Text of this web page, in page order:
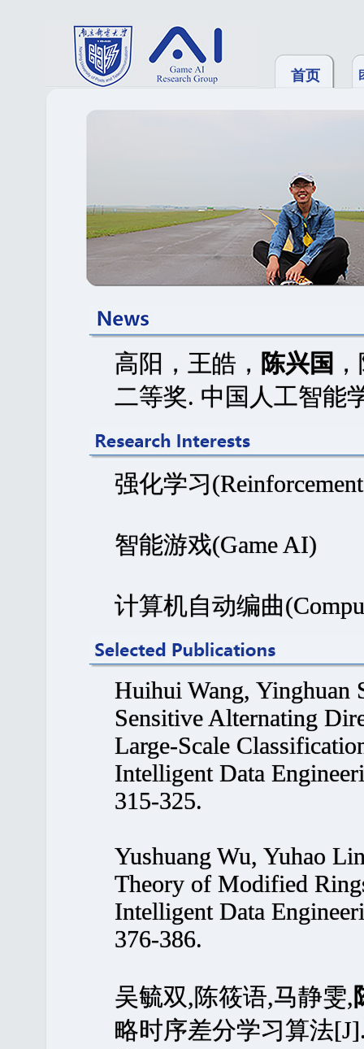
首页
高阳，王皓， 陈兴国
二等奖. 中国人工智能
强化学习
智能游戏(Game AI)
计算机自动编曲
Huihui Wang, Yinghuan
Sensitive Alternating
Large-Scale
Intelligent Data
315-325.
Yushuang Wu, Yuhao
Theory of Modified
Intelligent Data
376-386.
吴毓双,陈筱语,马静雯,
略时序差分学习算法